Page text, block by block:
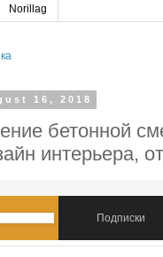
Norillag
16, 2018
бетонной
интерьера,
Подписки